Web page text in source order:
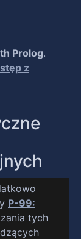
Prolog.
z
P-99:
tych